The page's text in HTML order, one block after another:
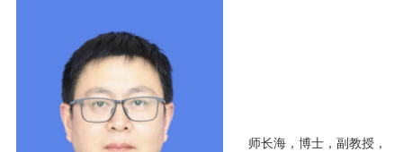
师长海，博士，副教授，